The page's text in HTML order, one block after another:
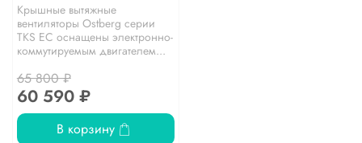
Крышные вытяжные
вентиляторы Ostberg серии
TKS EC оснащены электронно-
коммутируемым двигателем...
65 800 ₽
60 590 ₽
В корзину